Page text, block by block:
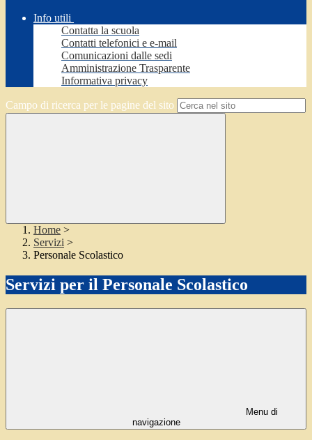
Info utili
Contatta la scuola
Contatti telefonici e e-mail
Comunicazioni dalle sedi
Amministrazione Trasparente
Informativa privacy
Campo di ricerca per le pagine del sito
Home >
Servizi >
Personale Scolastico
Servizi per il Personale Scolastico
Menu di
navigazione